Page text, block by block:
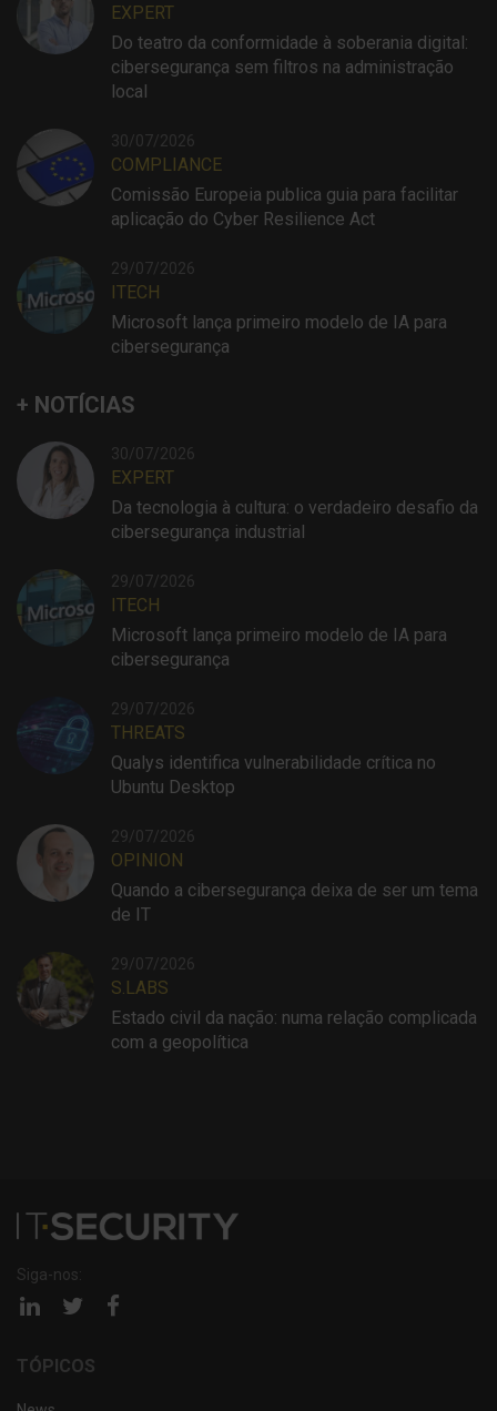
EXPERT
Do teatro da conformidade à soberania digital:
cibersegurança sem filtros na administração
local
30/07/2026
COMPLIANCE
Comissão Europeia publica guia para facilitar
aplicação do Cyber Resilience Act
29/07/2026
ITECH
Microsoft lança primeiro modelo de IA para
cibersegurança
+ NOTÍCIAS
30/07/2026
EXPERT
Da tecnologia à cultura: o verdadeiro desafio da
cibersegurança industrial
29/07/2026
ITECH
Microsoft lança primeiro modelo de IA para
cibersegurança
29/07/2026
THREATS
Qualys identifica vulnerabilidade crítica no
Ubuntu Desktop
29/07/2026
OPINION
Quando a cibersegurança deixa de ser um tema
de IT
29/07/2026
S.LABS
Estado civil da nação: numa relação complicada
com a geopolítica
Siga-nos:
Página Página
TÓPICOS